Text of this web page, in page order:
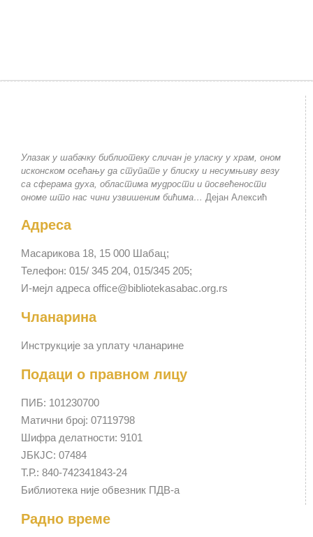
Улазак у шабачку библиотеку сличан је уласку у храм, оном
исконском осећању да ступате у блиску и несумњиву везу
са сферама духа, областима мудрости и посвећености
ономе што нас чини узвишеним бићима… Дејан Алексић
Адреса
Масарикова 18, 15 000 Шабац;
Телефон: 015/ 345 204, 015/345 205;
И-мејл адреса office@bibliotekasabac.org.rs
Чланарина
Инструкције за уплату чланарине
Подаци о правном лицу
ПИБ: 101230700
Матични број: 07119798
Шифра делатности: 9101
ЈБКЈС: 07484
Т.Р.: 840-742341843-24
Библиотека није обвезник ПДВ-а
Радно време